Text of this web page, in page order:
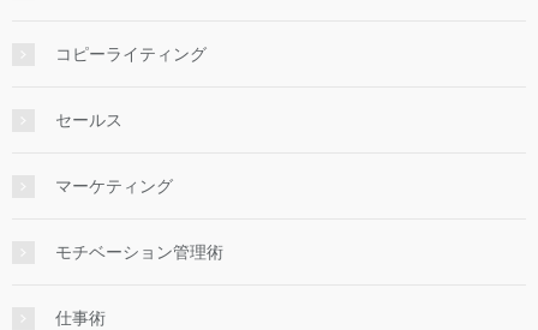
コピーライティング
セールス
マーケティング
モチベーション管理術
仕事術